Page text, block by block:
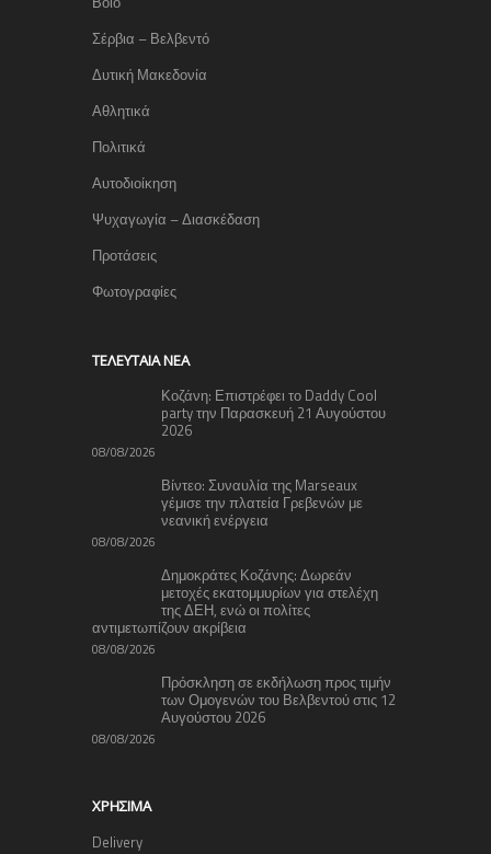
Σέρβια – Βελβεντό
Δυτική Μακεδονία
Αθλητικά
Πολιτικά
Αυτοδιοίκηση
Ψυχαγωγία – Διασκέδαση
Προτάσεις
Φωτογραφίες
TΕΛΕΥΤΑΊΑ ΝΈΑ
Κοζάνη: Επιστρέφει το Daddy Cool
party την Παρασκευή 21 Αυγούστου
2026
08/08/2026
Βίντεο: Συναυλία της Marseaux
γέμισε την πλατεία Γρεβενών με
νεανική ενέργεια
08/08/2026
Δημοκράτες Κοζάνης: Δωρεάν
μετοχές εκατομμυρίων για στελέχη
της ΔΕΗ, ενώ οι πολίτες
αντιμετωπίζουν ακρίβεια
08/08/2026
Πρόσκληση σε εκδήλωση προς τιμήν
των Ομογενών του Βελβεντού στις 12
Αυγούστου 2026
08/08/2026
ΧΡΉΣΙΜΑ
Delivery